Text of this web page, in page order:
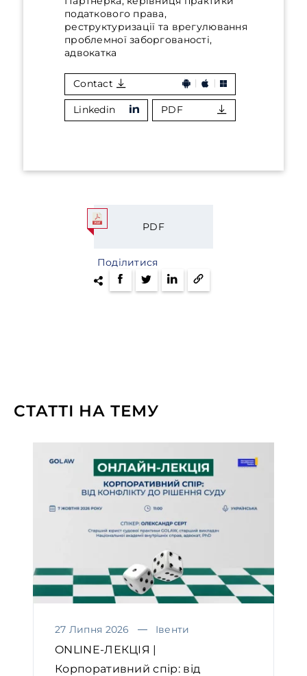
податкового права,
реструктуризації та врегулювання
проблемної заборгованості,
адвокатка
Contact
Linkedin PDF
PDF
Поділитися
СТАТТІ НА ТЕМУ
27 Липня 2026 Івенти
ONLINE-ЛЕКЦІЯ |
Корпоративний спір: від